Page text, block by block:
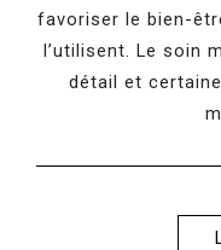
favoriser le bien-
l’utilisent. Le soin
détail et